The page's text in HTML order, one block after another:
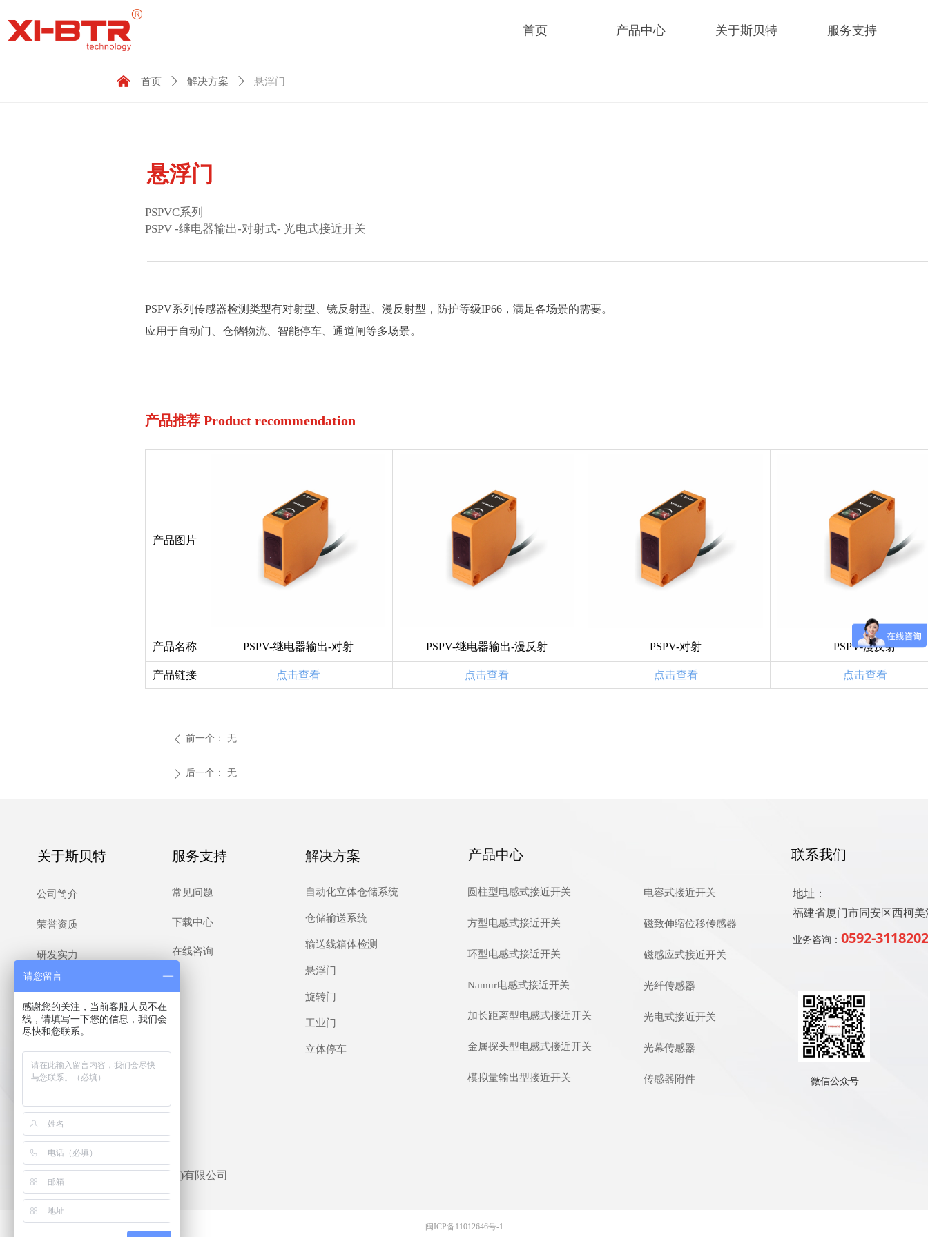
首页 产品中心 关于斯贝特 服务支持
悬浮门
PSPV系列传感器检测类型有对射型、镜反射型、漫反射型，防护等级IP66，满足各场景的需要。
应用于自动门、仓储物流、智能停车、通道闸等多场景。
产品推荐 Product recommendation
产品图片
产品名称 PSPV-继电器输出-对射 PSPV-继电器输出-漫反射 PSPV-对射 PSPV-漫反射
产品链接 点击查看 点击查看 点击查看 点击查看
ꄴ 前一个： 无
ꄲ 后一个： 无
낀 首页 ꄲ 解决方案 ꄲ 悬浮门
PSPVC系列
PSPV -继电器输出-对射式- 光电式接近开关
关于斯贝特
公司简介
荣誉资质
研发实力
新闻动态
服务支持
常见问题
下载中心
在线咨询
解决方案
自动化立体仓储系统
仓储输送系统
输送线箱体检测
悬浮门
旋转门
工业门
立体停车
产品中心
圆柱型电感式接近开关
方型电感式接近开关
环型电感式接近开关
Namur电感式接近开关
加长距离型电感式接近开关
金属探头型电感式接近开关
模拟量输出型接近开关
电容式接近开关
磁致伸缩位移传感器
磁感应式接近开关
光纤传感器
光电式接近开关
光幕传感器
传感器附件 微信公众号
地址：
福建省厦门市同安区西柯
业务咨询： 0592-
联系我们
版权所有© 斯贝特电子科技(厦门)有限公司
闽ICP备11012646号-1
请您留言
感谢您的关注，当前客服人员不在
线，请填写一下您的信息，我们会
尽快和您联系。